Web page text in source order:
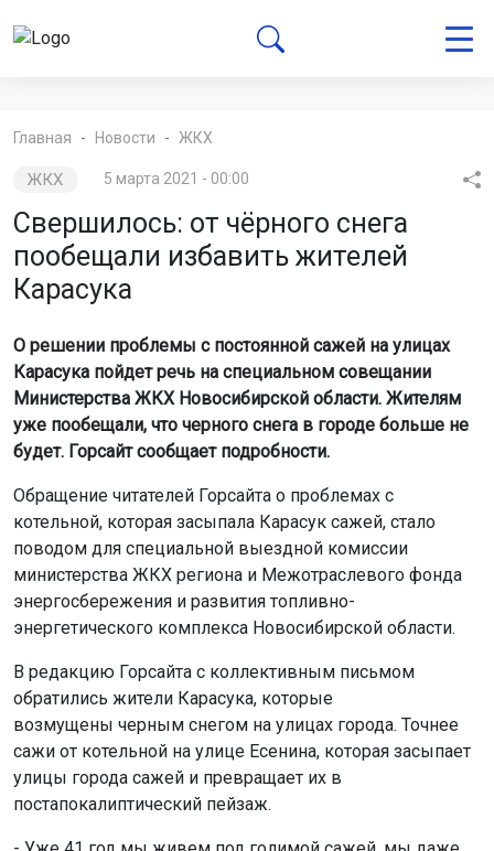
Главная Новости ЖКХ
ЖКХ 5 марта 2021 - 00:00
Свершилось: от чёрного снега
пообещали избавить жителей
Карасука
О решении проблемы с постоянной сажей на улицах
Карасука пойдет речь на специальном совещании
Министерства ЖКХ Новосибирской области. Жителям
уже пообещали, что черного снега в городе больше не
будет. Горсайт сообщает подробности.
Обращение читателей Горсайта о проблемах с
котельной, которая засыпала Карасук сажей, стало
поводом для специальной выездной комиссии
министерства ЖКХ региона и Межотраслевого фонда
энергосбережения и развития топливно-
энергетического комплекса Новосибирской области.
В редакцию Горсайта с коллективным письмом
обратились жители Карасука, которые
возмущены черным снегом на улицах города. Точнее
сажи от котельной на улице Есенина, которая засыпает
улицы города сажей и превращает их в
постапокалиптический пейзаж.